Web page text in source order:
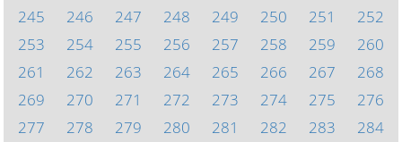
245
246 247 248 249 250 251
252
253
254 255 256 257 258 259
260
261
262 263 264 265 266 267
268
269
270 271 272 273 274 275
276
277
278 279 280 281 282 283
284